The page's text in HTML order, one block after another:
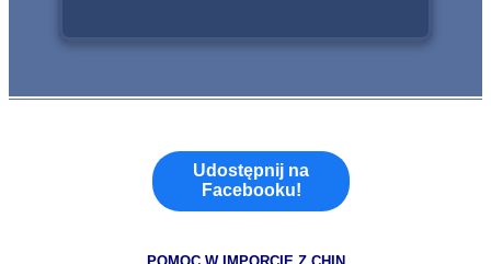
Udostępnij na
Facebooku!